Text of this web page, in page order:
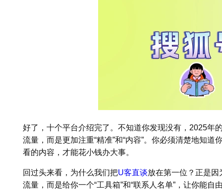
好了，十个平台介绍完了。不知道你发现没有，2025年
流量，而是更加注重“精准”和“内容”。你必须清楚地知
看的内容，才能花小钱办大事。
回过头来看，为什么我们把U客直谈放在第一位？正是
流量，而是给你一个“工具箱”和“联系人名单”，让你能